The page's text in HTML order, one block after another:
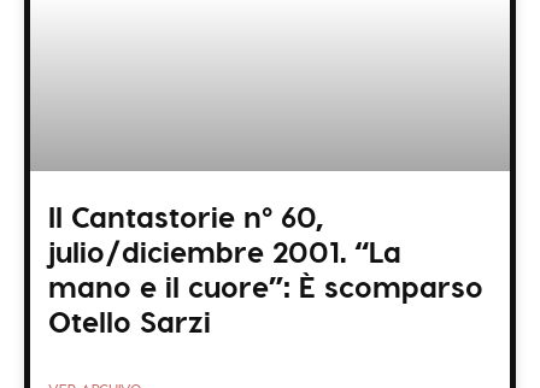
Il Cantastorie nº 60,
julio/diciembre 2001. “La
mano e il cuore”: È scomparso
Otello Sarzi